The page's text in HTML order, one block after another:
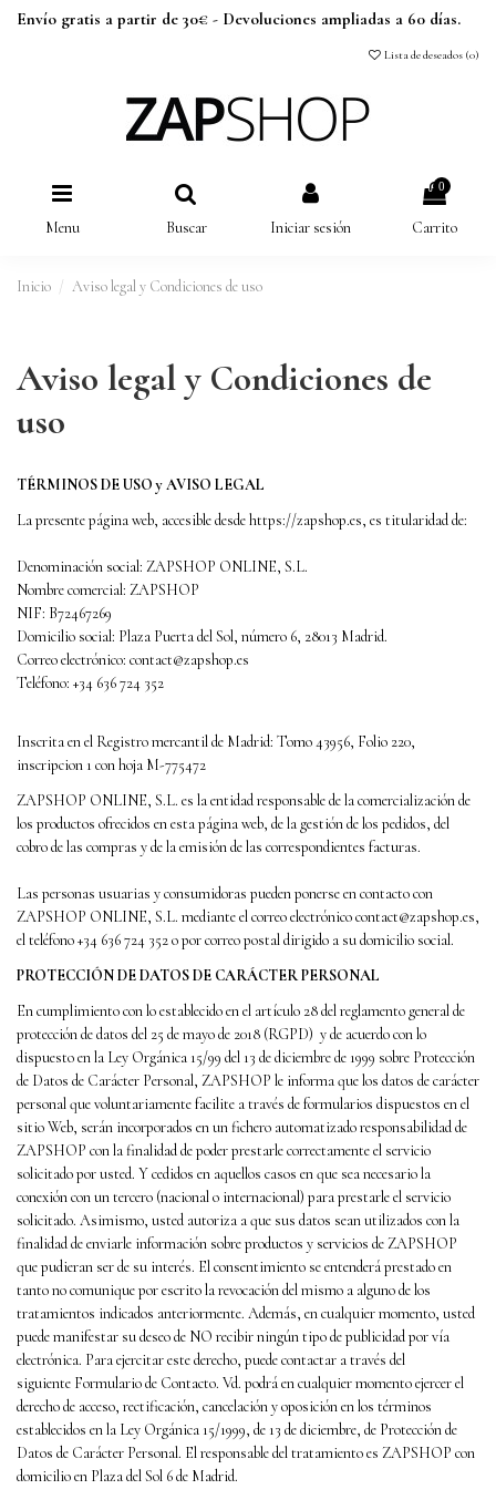
Envío gratis a partir de 30€ - Devoluciones ampliadas a 60 días.
Lista de deseados (0)
Menu Buscar Iniciar sesión
0
Carrito
Inicio Aviso legal y Condiciones de uso
Aviso legal y Condiciones de
uso
TÉRMINOS DE USO y AVISO LEGAL
La presente página web, accesible desde https://zapshop.es, es titularidad de:
Denominación social: ZAPSHOP ONLINE, S.L.
Nombre comercial: ZAPSHOP
NIF: B72467269
Domicilio social: Plaza Puerta del Sol, número 6, 28013 Madrid.
Correo electrónico: contact@zapshop.es
Teléfono: +34 636 724 352
Inscrita en el Registro mercantil de Madrid: Tomo 43956, Folio 220,
inscripcion 1 con hoja M-775472
ZAPSHOP ONLINE, S.L. es la entidad responsable de la comercialización de
los productos ofrecidos en esta página web, de la gestión de los pedidos, del
cobro de las compras y de la emisión de las correspondientes facturas.
Las personas usuarias y consumidoras pueden ponerse en contacto con
ZAPSHOP ONLINE, S.L. mediante el correo electrónicocontact@zapshop.es,
el teléfono +34 636 724 352 o por correo postal dirigido a su domicilio social.
PROTECCIÓN DE DATOS DE CARÁCTER PERSONAL
En cumplimiento con lo establecido en el artículo 28 del reglamento general de
protección de datos del 25 de mayo de 2018 (RGPD) y de acuerdo con lo
dispuesto en la Ley Orgánica 15/99 del 13 de diciembre de 1999 sobre Protección
de Datos de Carácter Personal, ZAPSHOP le informa que los datos de carácter
personal que voluntariamente facilite a través de formularios dispuestos en el
sitio Web, serán incorporados en un fichero automatizado responsabilidad de
ZAPSHOP con la finalidad de poder prestarle correctamente el servicio
solicitado por usted. Y cedidos en aquellos casos en que sea necesario la
conexión con un tercero (nacional o internacional) para prestarle el servicio
solicitado. Asimismo, usted autoriza a que sus datos sean utilizados con la
finalidad de enviarle información sobre productos y servicios de ZAPSHOP
que pudieran ser de su interés. El consentimiento se entenderá prestado en
tanto no comunique por escrito la revocación del mismo a alguno de los
tratamientos indicados anteriormente. Además, en cualquier momento, usted
puede manifestar su deseo de NO recibir ningún tipo de publicidad por vía
electrónica. Para ejercitar este derecho, puede contactar a través del
siguiente Formulario de Contacto. Vd. podrá en cualquier momento ejercer el
derecho de acceso, rectificación, cancelación y oposición en los términos
establecidos en la Ley Orgánica 15/1999, de 13 de diciembre, de Protección de
Datos de Carácter Personal. El responsable del tratamiento es ZAPSHOP con
domicilio en Plaza del Sol 6de Madrid.